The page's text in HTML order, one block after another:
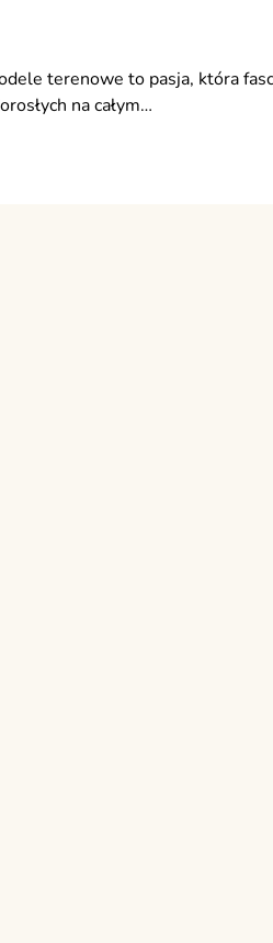
terenowe to pasja, która
na całym…